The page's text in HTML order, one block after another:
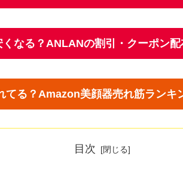
なる？ANLANの割引・クーポン配
てる？Amazon美顔器売れ筋ランキ
目次